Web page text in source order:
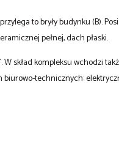
to bryły budynku (B).
pełnej, dach płaski.
W skład kompleksu wchodzi
technicznych: